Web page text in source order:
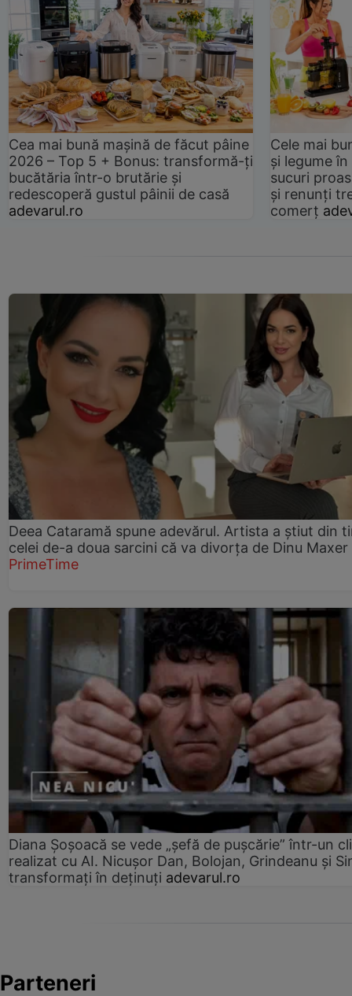
Cea mai bună mașină de făcut pâine
2026 – Top 5 + Bonus: transformă-ți
bucătăria într-o brutărie și
redescoperă gustul pâinii de casă
adevarul.ro
Cele mai
și legume
sucuri
și renunți
comerț
Deea Cataramă spune adevărul. Artista a știut din
celei de-a doua sarcini că va divorța de Dinu Maxer
PrimeTime
Diana Șoșoacă se vede „șefă de pușcărie” într-un
realizat cu AI. Nicușor Dan, Bolojan, Grindeanu și
transformați în deținuți adevarul.ro
Parteneri